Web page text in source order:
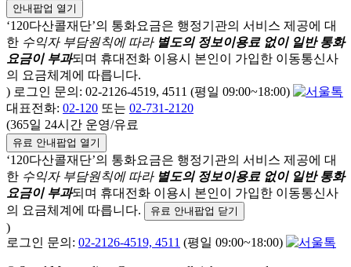
안내팝업 열기
‘120다산콜재단’의 통화요금은 행정기관의 서비스 제공에 대
한 수익자 부담원칙에 따라 별도의 정보이용료 없이 일반 통화
요금이 부과되며 휴대전화 이용시 본인이 가입한 이동통신사
의 요금체계에 따릅니다.
) 로그인 문의: 02-2126-4519, 4511 (평일 09:00~18:00)
대표전화: 02-120 또는 02-731-2120
(365일 24시간 운영/유료
유료 안내팝업 열기
‘120다산콜재단’의 통화요금은 행정기관의 서비스 제공에 대
한 수익자 부담원칙에 따라 별도의 정보이용료 없이 일반 통화
요금이 부과되며 휴대전화 이용시 본인이 가입한 이동통신사
의 요금체계에 따릅니다.
유료 안내팝업 닫기
)
로그인 문의: 02-2126-4519, 4511 (평일 09:00~18:00)